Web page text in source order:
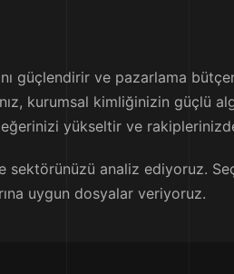
güçlendirir ve pazarlama
kurumsal kimliğinizin güçlü
yükseltir ve
sektörünüzü analiz ediyoruz.
uygun dosyalar veriyoruz.